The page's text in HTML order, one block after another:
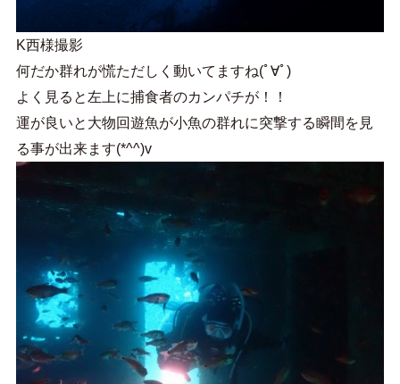
K西様撮影
何だか群れが慌ただしく動いてますね(ﾟ∀ﾟ)
よく見ると左上に捕食者のカンパチが！！
運が良いと大物回遊魚が小魚の群れに突撃する瞬間を見
る事が出来ます(*^^)v